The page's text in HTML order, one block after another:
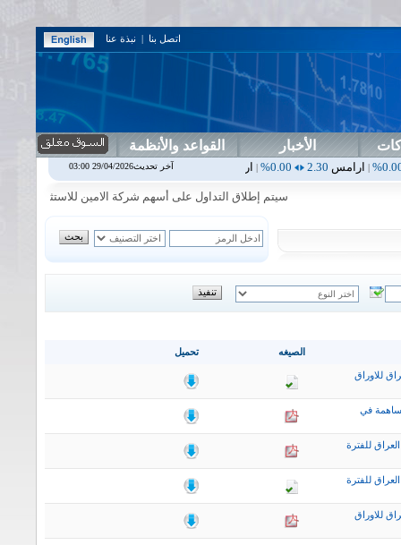
اتصل بنا | نبذة عنا
الأخبار القواعد والأنظمة
2.30
|اربيل 0.00
0.00%
|اسفنج
سيتم إطلاق التداول على أسهم شركة الامين للاستثمار المالي في
تحميل الصيغه
للاوراق
في
للفترة
للفترة
للاوراق